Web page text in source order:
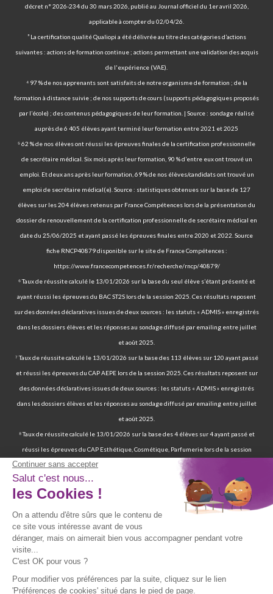
décret n° 2026-234 du 30 mars 2026, publié au Journal officiel du 1er avril 2026,
applicable à compter du 02/04/26.
³ La certification qualité Qualiopi a été délivrée au titre des catégories d’actions
suivantes : actions de formation continue ; actions permettant une validation des acquis
de l'expérience (VAE).
⁴ 97 % de nos apprenants sont satisfaits de notre organisme de formation ; de la
formation à distance suivie ; de nos supports de cours (supports pédagogiques proposés
par l’école) ; des contenus pédagogiques de leur formation. | Source : sondage réalisé
auprès de 6 405 élèves ayant terminé leur formation entre 2021 et 2025
⁵ 62 % de nos élèves ont réussi les épreuves finales de la certification professionnelle
de secrétaire médical. Six mois après leur formation, 90 % d’entre eux ont trouvé un
emploi. Et deux ans après leur formation, 69 % de nos élèves/candidats ont trouvé un
emploi de secrétaire médical(e). Source : statistiques obtenues sur la base de 127
élèves sur les 204 élèves retenus par France Compétences lors de la présentation du
dossier de renouvellement de la certification professionnelle de secrétaire médical en
date du 25/06/2025 et ayant passé les épreuves finales entre 2020 et 2022. Source
fiche RNCP40879 disponible sur le site de France Compétences :
https://www.francecompetences.fr/recherche/rncp/40879/
⁶ Taux de réussite calculé le 13/01/2026 sur la base du seul élève s’étant présenté et
ayant réussi les épreuves du BAC ST2S lors de la session 2025. Ces résultats reposent
sur des données déclaratives issues de deux sources : les statuts « ADMIS » enregistrés
dans les dossiers élèves et les réponses au sondage diffusé par emailing entre juillet
et août 2025.
⁷ Taux de réussite calculé le 13/01/2026 sur la base des 113 élèves sur 120 ayant passé
et réussi les épreuves du CAP AEPE lors de la session 2025. Ces résultats reposent sur
des données déclaratives issues de deux sources : les statuts « ADMIS » enregistrés
dans les dossiers élèves et les réponses au sondage diffusé par emailing entre juillet
et août 2025.
⁸ Taux de réussite calculé le 13/01/2026 sur la base des 4 élèves sur 4 ayant passé et
réussi les épreuves du CAP Esthétique, Cosmétique, Parfumerie lors de la session
2025. Ces résultats reposent sur des données déclaratives issues de deux sources : les
statuts « ADMIS » enregistrés dans les dossiers élèves et les réponses au sondage
diffusé par emailing entre juillet et août 2025.
⁹ 70 % de nos élèves ont d’ailleurs réussi les épreuves finales de la certification
professionnelle d’auxiliaire de vie. | 97 % de nos élèves ont trouvé un emploi six mois
après avoir terminé leur formation certifiante d’auxiliaire de vie. | Deux ans après leur
lors de la présentation du dossier de renouvellement de la certification professionnelle